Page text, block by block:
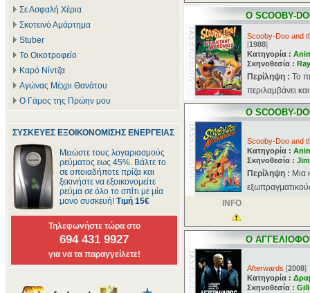
Σε Ασφαλή Χέρια
Σκοτεινό Αμάρτημα
Stuber
Το Οικοτροφείο
Καρό Νίντζα
Αγώνας Μέχρι Θανάτου
Ο Γάμος της Πρώην μου
ΣΥΣΚΕΥΕΣ ΕΞΟΙΚΟΝΟΜΙΣΗΣ ΕΝΕΡΓΕΙΑΣ
Μειώστε τους λογαριασμούς
ρεύματος εως 45%. Βάλτε το
σε οποιαδήποτε πρίζα και
ξεκινήστε να εξοικονομείτε
ρεύμα σε όλο το σπίτι με μία
μονο συσκευή! Τιμή 15€
Τηλεφωνήστε τώρα στο
694 431 9927
για να τα παραγγείλετε!
Ο SCOOBY-
Scooby-Doo and
[1988]
Κατηγορία :
Σκηνοθεσία :
Περίληψη : Το
περιλαμβάνει
Ο SCOOBY-
Scooby-Doo and
Κατηγορία :
Σκηνοθεσία :
Περίληψη : Μια
INFO
Ο
Afterwards [2008]
Κατηγορία :
Σκηνοθεσία :